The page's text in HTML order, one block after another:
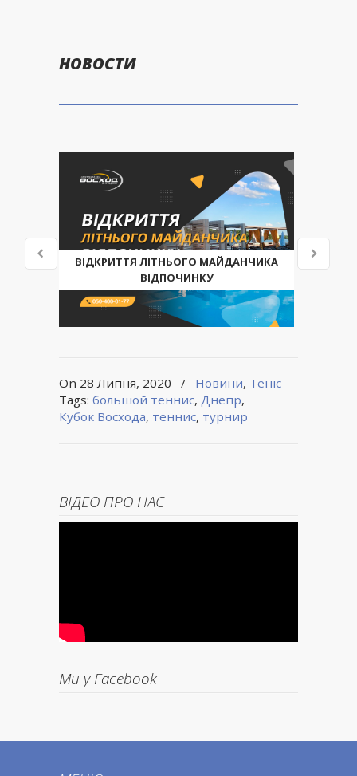
НОВОСТИ
ВІДКРИТТЯ ЛІТНЬОГО МАЙДАНЧИКА
ВІДПОЧИНКУ
On 28 Липня, 2020 / Новини, Теніс
Tags: большой теннис, Днепр,
Кубок Восхода, теннис, турнир
ВІДЕО ПРО НАС
Ми у Facebook